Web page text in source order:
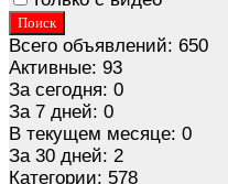
Поиск
Всего объявлений: 650
Активные: 93
За сегодня: 0
За 7 дней: 0
В текущем месяце: 0
За 30 дней: 2
Категории: 578